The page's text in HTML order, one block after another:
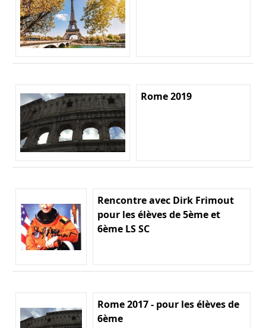
Rome 2019
Rencontre avec Dirk Frimout
pour les élèves de 5ème et
6ème LS SC
Rome 2017 - pour les élèves de
6ème